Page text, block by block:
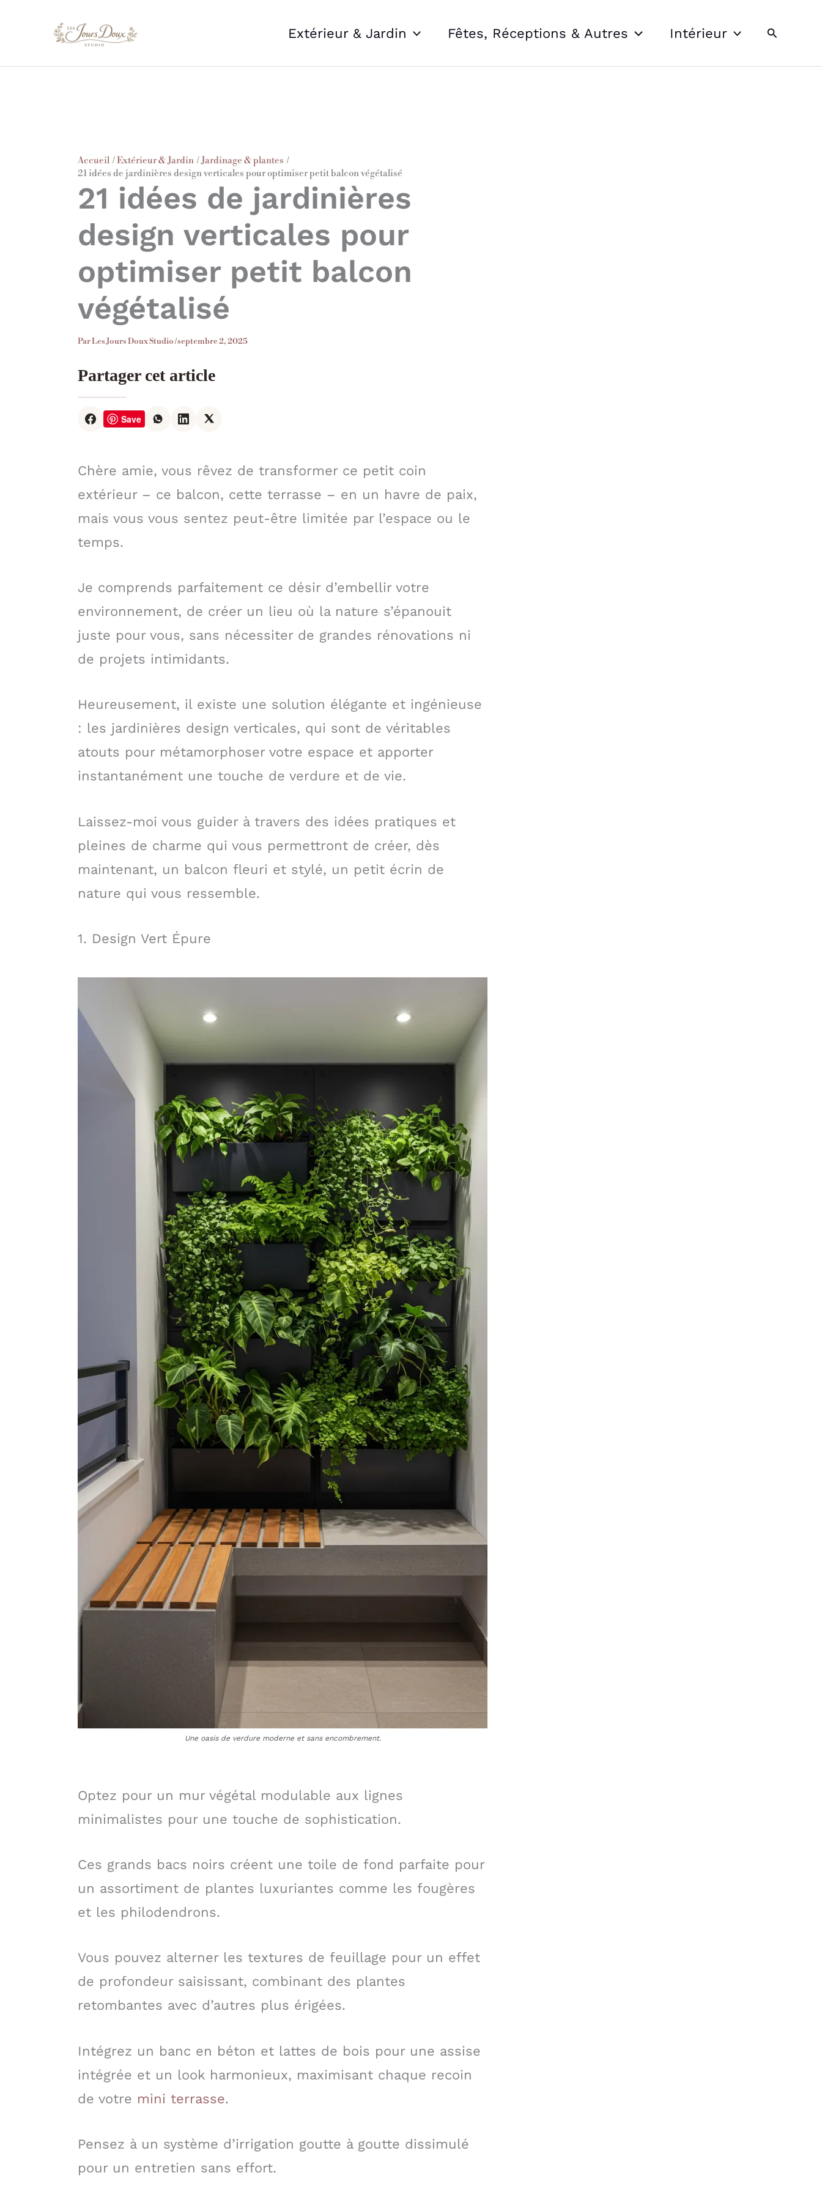
Extérieur & Jardin Fêtes, Réceptions & Autres Intérieur
Accueil Extérieur & Jardin
Jardinage & plantes
21 idées de jardinières design verticales pour optimiser petit balcon végétalisé
21 idées de jardinières
design verticales pour
optimiser petit balcon
végétalisé
ParLes Jours Doux Studio/septembre 2, 2025
Partager cet article
Save
Chère amie, vous rêvez de transformer ce petit coin
extérieur – ce balcon, cette terrasse – en un havre de paix,
mais vous vous sentez peut-être limitée par l’espace ou le
temps.
Je comprends parfaitement ce désir d’embellir votre
environnement, de créer un lieu où la nature s’épanouit
juste pour vous, sans nécessiter de grandes rénovations ni
de projets intimidants.
Heureusement, il existe une solution élégante et ingénieuse
: les jardinières design verticales, qui sont de véritables
atouts pour métamorphoser votre espace et apporter
instantanément une touche de verdure et de vie.
Laissez-moi vous guider à travers des idées pratiques et
pleines de charme qui vous permettront de créer, dès
maintenant, un balcon fleuri et stylé, un petit écrin de
nature qui vous ressemble.
1. Design Vert Épure
Une oasis de verdure moderne et sans encombrement.
Optez pour un mur végétal modulable aux lignes
minimalistes pour une touche de sophistication.
Ces grands bacs noirs créent une toile de fond parfaite pour
un assortiment de plantes luxuriantes comme les fougères
et les philodendrons.
Vous pouvez alterner les textures de feuillage pour un effet
de profondeur saisissant, combinant des plantes
retombantes avec d’autres plus érigées.
Intégrez un banc en béton et lattes de bois pour une assise
intégrée et un look harmonieux, maximisant chaque recoin
de votre mini terrasse.
Pensez à un système d’irrigation goutte à goutte dissimulé
pour un entretien sans effort.